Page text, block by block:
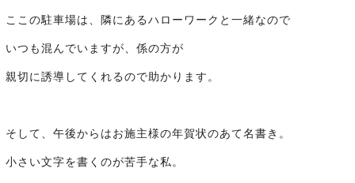
ここの駐車場は、隣にあるハローワークと一緒なので
いつも混んでいますが、係の方が
親切に誘導してくれるので助かります。
そして、午後からはお施主様の年賀状のあて名書き。
小さい文字を書くのが苦手な私。